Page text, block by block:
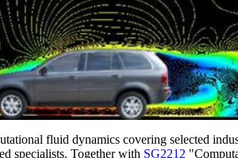
fluid dynamics covering selected
specialists. Together with SG2212